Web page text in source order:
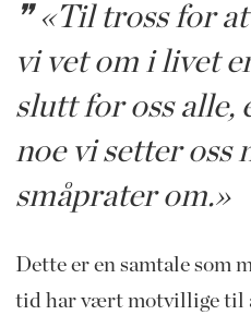
«Til tross for
vi vet om i livet
slutt for oss alle,
noe vi setter oss
småprater om.»
Dette er en samtale som
tid har vært motvillige til